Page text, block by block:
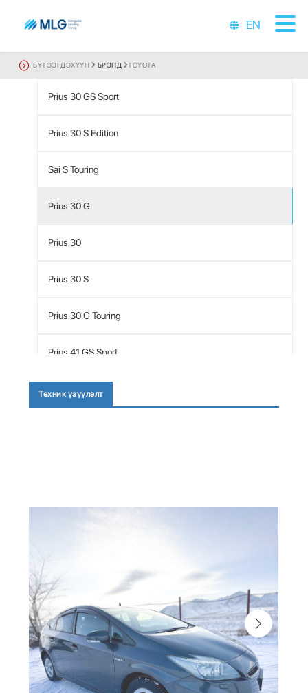
EN
БҮТЭЭГДЭХҮҮН БРЭНД TOYOTA
Prius 30 GS Sport
Prius 30 S Edition
Sai S Touring
Prius 30 G
Prius 30
Prius 30 S
Prius 30 G Touring
Prius 41 GS Sport
Техник үзүүлэлт